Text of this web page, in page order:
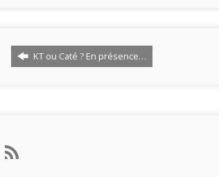
KT ou Caté ? En présence…